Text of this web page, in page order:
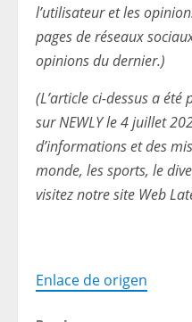
l’utilisateur et les
pages de réseaux
opinions du dernier.)
(L’article ci-dessus a
sur NEWLY le 4 juillet
d’informations et des
monde, les sports, le
visitez notre site Web
Enlace de origen